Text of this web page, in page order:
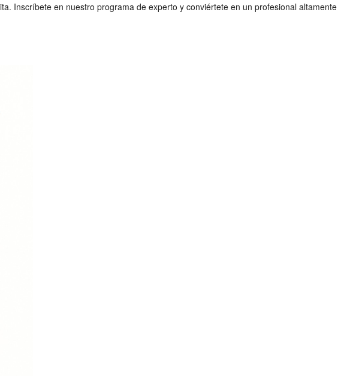
Inscríbete en nuestro programa de experto y conviértete en un profesional altamente